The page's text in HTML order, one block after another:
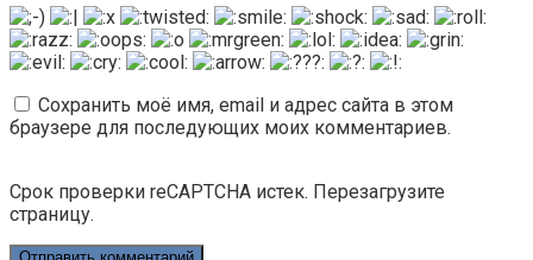
Сохранить моё имя, email и адрес сайта в этом
браузере для последующих моих комментариев.
Срок проверки reCAPTCHA истек. Перезагрузите
страницу.